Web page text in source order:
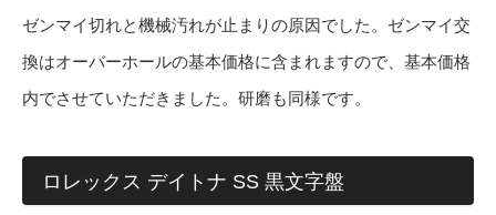
ゼンマイ切れと機械汚れが止まりの原因でした。ゼンマイ交
換はオーバーホールの基本価格に含まれますので、基本価格
内でさせていただきました。研磨も同様です。
ロレックス デイトナ SS 黒文字盤